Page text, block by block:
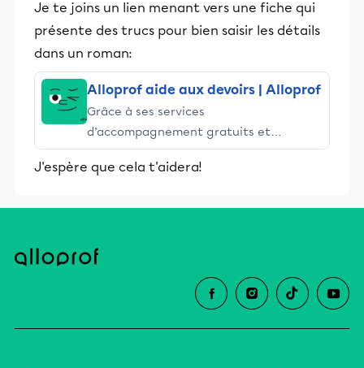
Je te joins un lien menant vers une fiche qui
présente des trucs pour bien saisir les détails
dans un roman:
Alloprof aide aux devoirs | Alloprof
Grâce à ses services
d’accompagnement gratuits et
stimulants, Alloprof engage les élèves
et leurs parents dans la réussite
J'espère que cela t'aidera!